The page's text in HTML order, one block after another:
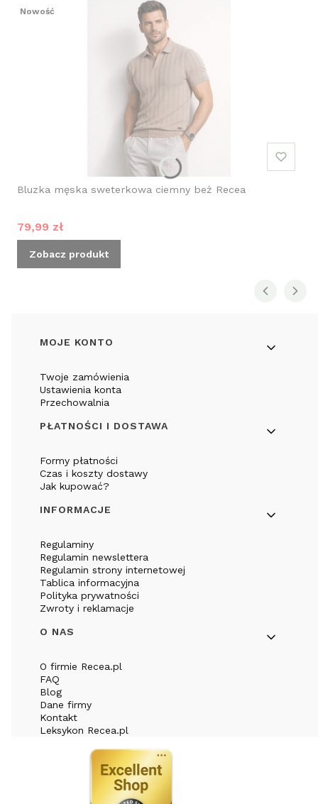
Nowość
Bluzka męska sweterkowa ciemny beż Recea
Cena promocyjna
79,99 zł
Zobacz produkt
Linki w stopce
MOJE KONTO
Twoje zamówienia
Ustawienia konta
Przechowalnia
PŁATNOŚCI I DOSTAWA
Formy płatności
Czas i koszty dostawy
Jak kupować?
INFORMACJE
Regulaminy
Regulamin newslettera
Regulamin strony internetowej
Tablica informacyjna
Polityka prywatności
Zwroty i reklamacje
O NAS
O firmie Recea.pl
FAQ
Blog
Dane firmy
Kontakt
Leksykon Recea.pl